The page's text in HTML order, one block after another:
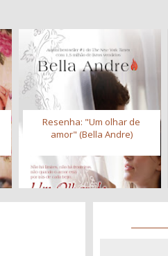
Resenha: "Um olhar de
amor" (Bella Andre)